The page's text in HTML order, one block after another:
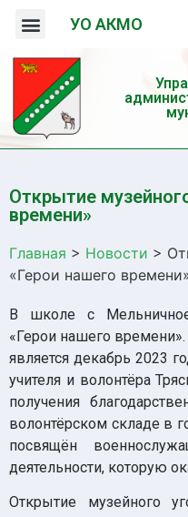
УО АКМО
Открытие
времени»
Главная > Новости >
«Герои нашего
В школе с
«Герои нашего
является декабрь 2023
учителя и волонтёра
получения
волонтёрском складе в
посвящён
деятельности, которую
Открытие музейного